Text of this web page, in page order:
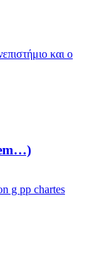
και ο